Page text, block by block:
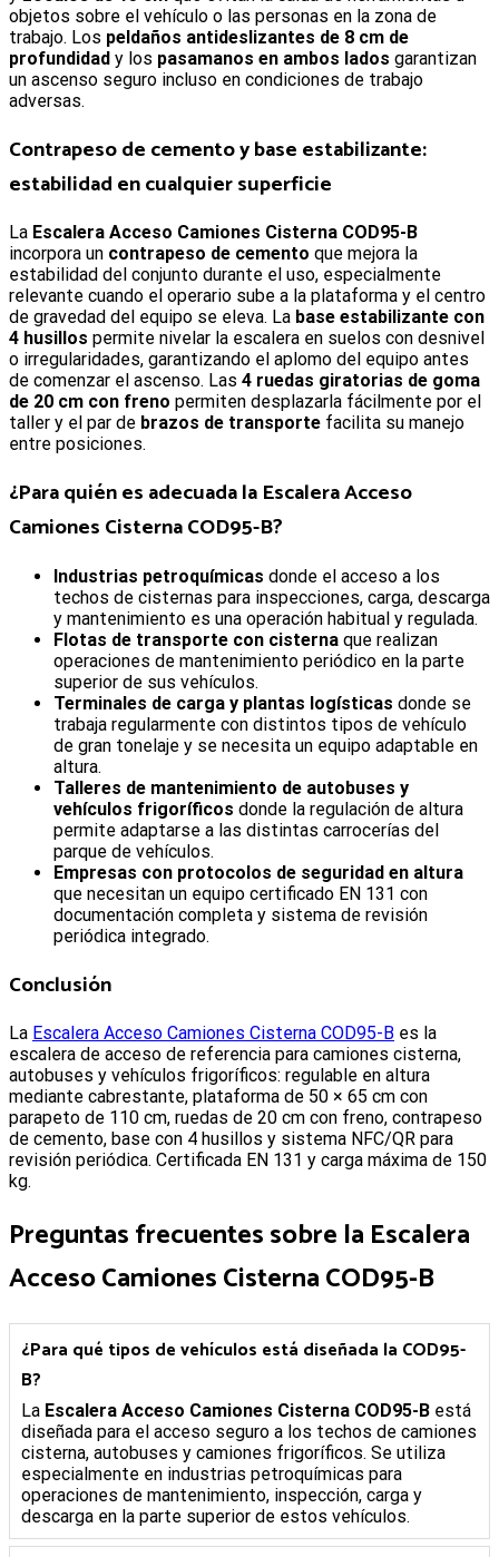
objetos sobre el vehículo o las personas en la zona de
trabajo. Los peldaños antideslizantes de 8 cm de
profundidad y los pasamanos en ambos lados garantizan
un ascenso seguro incluso en condiciones de trabajo
adversas.
Contrapeso de cemento y base estabilizante:
estabilidad en cualquier superficie
La Escalera Acceso Camiones Cisterna COD95-B
incorpora un contrapeso de cemento que mejora la
estabilidad del conjunto durante el uso, especialmente
relevante cuando el operario sube a la plataforma y el centro
de gravedad del equipo se eleva. La base estabilizante con
4 husillos permite nivelar la escalera en suelos con desnivel
o irregularidades, garantizando el aplomo del equipo antes
de comenzar el ascenso. Las 4 ruedas giratorias de goma
de 20 cm con freno permiten desplazarla fácilmente por el
taller y el par de brazos de transporte facilita su manejo
entre posiciones.
¿Para quién es adecuada laEscalera Acceso
Camiones Cisterna COD95-B?
Industrias petroquímicas donde el acceso a los
techos de cisternas para inspecciones, carga, descarga
y mantenimiento es una operación habitual y regulada.
Flotas de transporte con cisterna que realizan
operaciones de mantenimiento periódico en la parte
superior de sus vehículos.
Terminales de carga y plantas logísticas donde se
trabaja regularmente con distintos tipos de vehículo
de gran tonelaje y se necesita un equipo adaptable en
altura.
Talleres de mantenimiento de autobuses y
vehículos frigoríficos donde la regulación de altura
permite adaptarse a las distintas carrocerías del
parque de vehículos.
Empresas con protocolos de seguridad en altura
que necesitan un equipo certificado EN 131 con
documentación completa y sistema de revisión
periódica integrado.
Conclusión
La Escalera Acceso Camiones Cisterna COD95-B es la
escalera de acceso de referencia para camiones cisterna,
autobuses y vehículos frigoríficos: regulable en altura
mediante cabrestante, plataforma de 50 × 65 cm con
parapeto de 110 cm, ruedas de 20 cm con freno, contrapeso
de cemento, base con 4 husillos y sistema NFC/QR para
revisión periódica. Certificada EN 131 y carga máxima de 150
kg.
Preguntas frecuentes sobre la Escalera
Acceso Camiones Cisterna COD95-B
¿Para qué tipos de vehículos está diseñada la COD95-
B?
La Escalera Acceso Camiones Cisterna COD95-B está
diseñada para el acceso seguro a los techos de camiones
cisterna, autobuses y camiones frigoríficos. Se utiliza
especialmente en industrias petroquímicas para
operaciones de mantenimiento, inspección, carga y
descarga en la parte superior de estos vehículos.